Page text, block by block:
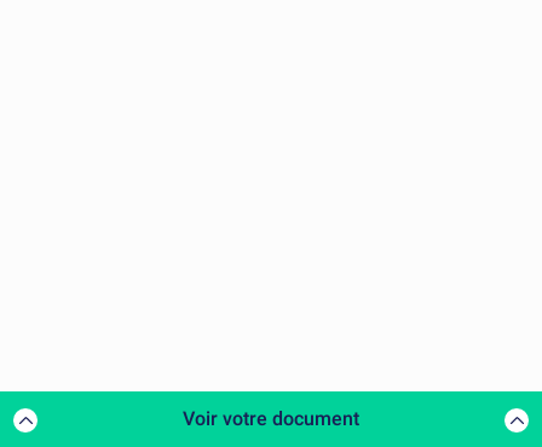
Voir votre document